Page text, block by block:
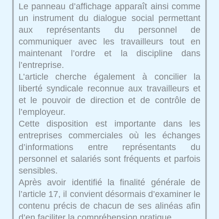
Le panneau d’affichage apparaît ainsi comme
un instrument du dialogue social permettant
aux représentants du personnel de
communiquer avec les travailleurs tout en
maintenant l’ordre et la discipline dans
l’entreprise.
L’article cherche également à concilier la
liberté syndicale reconnue aux travailleurs et
et le pouvoir de direction et de contrôle de
l’employeur.
Cette disposition est importante dans les
entreprises commerciales où les échanges
d’informations entre représentants du
personnel et salariés sont fréquents et parfois
sensibles.
Après avoir identifié la finalité générale de
l’article 17, il convient désormais d’examiner le
contenu précis de chacun de ses alinéas afin